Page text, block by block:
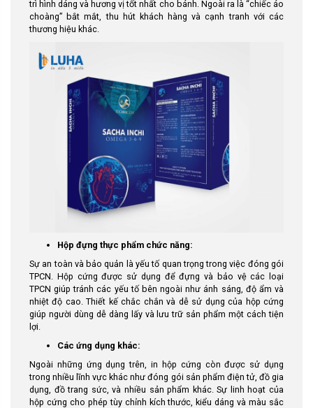
trì hình dáng và hương vị tốt nhất cho bánh. Ngoài ra là “chiếc áo
choàng” bắt mắt, thu hút khách hàng và cạnh tranh với các
thương hiệu khác.
Hộp đựng thực phẩm chức năng:
Sự an toàn và bảo quản là yếu tố quan trọng trong việc đóng gói
TPCN. Hộp cứng được sử dụng để đựng và bảo vệ các loại
TPCN giúp tránh các yếu tố bên ngoài như ánh sáng, độ ẩm và
nhiệt độ cao. Thiết kế chắc chắn và dễ sử dụng của hộp cứng
giúp người dùng dễ dàng lấy và lưu trữ sản phẩm một cách tiện
lợi.
Các ứng dụng khác:
Ngoài những ứng dụng trên, in hộp cứng còn được sử dụng
trong nhiều lĩnh vực khác như đóng gói sản phẩm điện tử, đồ gia
dụng, đồ trang sức, và nhiều sản phẩm khác. Sự linh hoạt của
hộp cứng cho phép tùy chỉnh kích thước, kiểu dáng và màu sắc